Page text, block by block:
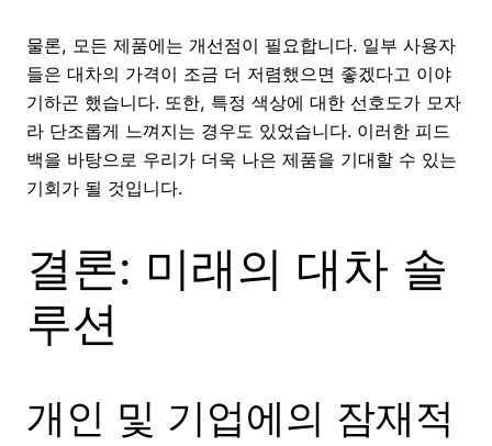
물론, 모든 제품에는 개선점이 필요합니다. 일부 사용자
들은 대차의 가격이 조금 더 저렴했으면 좋겠다고 이야
기하곤 했습니다. 또한, 특정 색상에 대한 선호도가 모자
라 단조롭게 느껴지는 경우도 있었습니다. 이러한 피드
백을 바탕으로 우리가 더욱 나은 제품을 기대할 수 있는
기회가 될 것입니다.
결론: 미래의 대차 솔
루션
개인 및 기업에의 잠재적